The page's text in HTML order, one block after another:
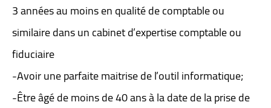
3 années au moins en qualité de comptable ou
similaire dans un cabinet d’expertise comptable ou
fiduciaire
-Avoir une parfaite maitrise de l’outil informatique;
-Être âgé de moins de 40 ans à la date de la prise de